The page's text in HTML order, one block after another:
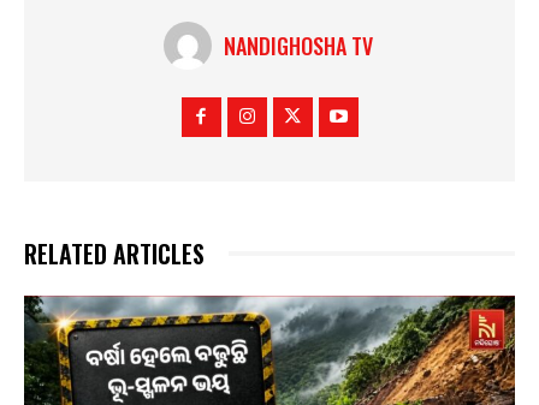
NANDIGHOSHA TV
RELATED ARTICLES